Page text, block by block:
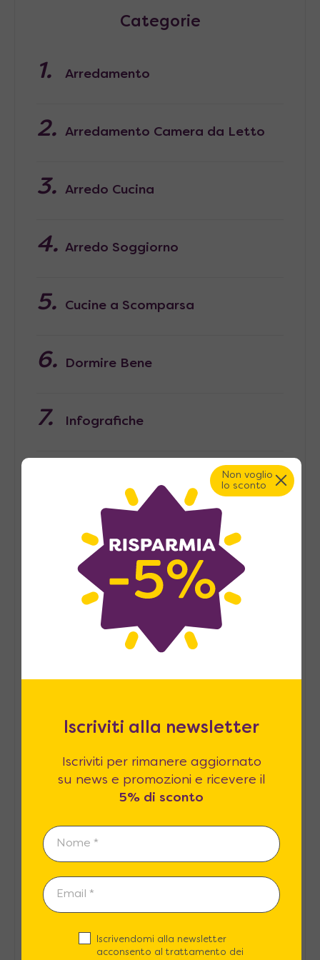
Categorie
Arredamento
Arredamento Camera da Letto
Arredo Cucina
Arredo Soggiorno
Cucine a Scomparsa
Dormire Bene
Infografiche
Mobili Salvaspazio
Articoli Recenti
Come arredare la cameretta
Home office in piccoli spazi:
come ricavare un angolo lavoro in
casa
Arredare casa in modo
sostenibile: consigli pratici
Non voglio
lo sconto
Iscriviti alla newsletter
Iscriviti per rimanere aggiornato
su news e promozioni e ricevere il
5% di sconto
Iscrivendomi alla newsletter
acconsento al trattamento dei